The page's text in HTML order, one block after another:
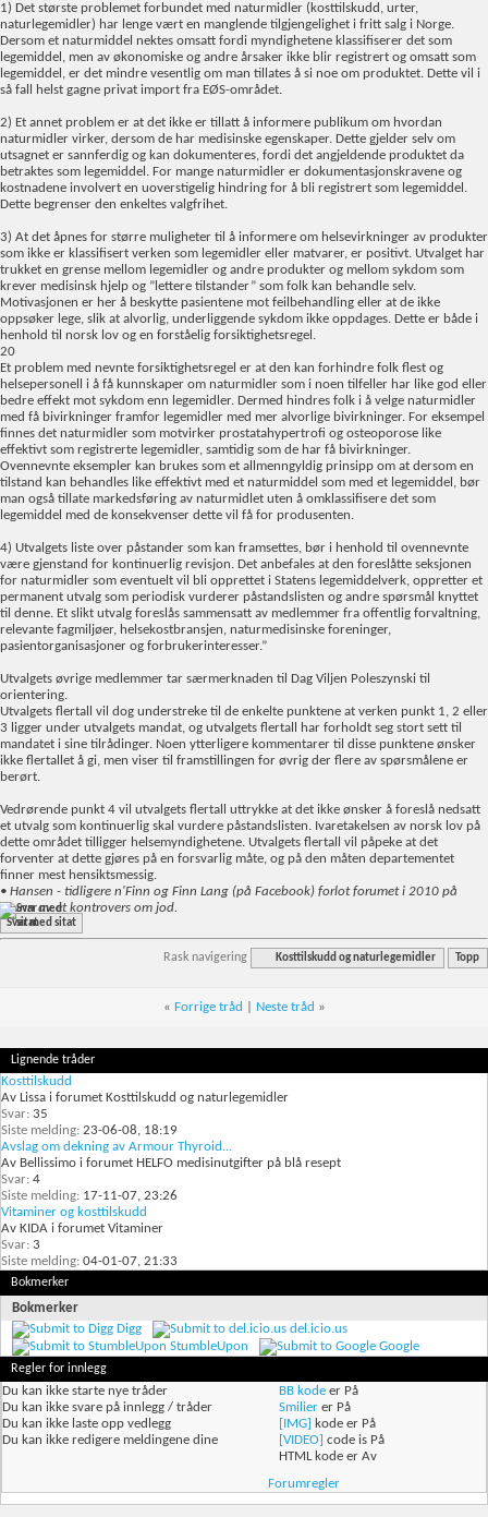
1) Det største problemet forbundet med naturmidler (kosttilskudd, urter,
naturlegemidler) har lenge vært en manglende tilgjengelighet i fritt salg i Norge.
Dersom et naturmiddel nektes omsatt fordi myndighetene klassifiserer det som
legemiddel, men av økonomiske og andre årsaker ikke blir registrert og omsatt som
legemiddel, er det mindre vesentlig om man tillates å si noe om produktet. Dette vil i
så fall helst gagne privat import fra EØS-området.
2) Et annet problem er at det ikke er tillatt å informere publikum om hvordan
naturmidler virker, dersom de har medisinske egenskaper. Dette gjelder selv om
utsagnet er sannferdig og kan dokumenteres, fordi det angjeldende produktet da
betraktes som legemiddel. For mange naturmidler er dokumentasjonskravene og
kostnadene involvert en uoverstigelig hindring for å bli registrert som legemiddel.
Dette begrenser den enkeltes valgfrihet.
3) At det åpnes for større muligheter til å informere om helsevirkninger av produkter
som ikke er klassifisert verken som legemidler eller matvarer, er positivt. Utvalget har
trukket en grense mellom legemidler og andre produkter og mellom sykdom som
krever medisinsk hjelp og ”lettere tilstander” som folk kan behandle selv.
Motivasjonen er her å beskytte pasientene mot feilbehandling eller at de ikke
oppsøker lege, slik at alvorlig, underliggende sykdom ikke oppdages. Dette er både i
henhold til norsk lov og en forståelig forsiktighetsregel.
20
Et problem med nevnte forsiktighetsregel er at den kan forhindre folk flest og
helsepersonell i å få kunnskaper om naturmidler som i noen tilfeller har like god eller
bedre effekt mot sykdom enn legemidler. Dermed hindres folk i å velge naturmidler
med få bivirkninger framfor legemidler med mer alvorlige bivirkninger. For eksempel
finnes det naturmidler som motvirker prostatahypertrofi og osteoporose like
effektivt som registrerte legemidler, samtidig som de har få bivirkninger.
Ovennevnte eksempler kan brukes som et allmenngyldig prinsipp om at dersom en
tilstand kan behandles like effektivt med et naturmiddel som med et legemiddel, bør
man også tillate markedsføring av naturmidlet uten å omklassifisere det som
legemiddel med de konsekvenser dette vil få for produsenten.
4) Utvalgets liste over påstander som kan framsettes, bør i henhold til ovennevnte
være gjenstand for kontinuerlig revisjon. Det anbefales at den foreslåtte seksjonen
for naturmidler som eventuelt vil bli opprettet i Statens legemiddelverk, oppretter et
permanent utvalg som periodisk vurderer påstandslisten og andre spørsmål knyttet
til denne. Et slikt utvalg foreslås sammensatt av medlemmer fra offentlig forvaltning,
relevante fagmiljøer, helsekostbransjen, naturmedisinske foreninger,
pasientorganisasjoner og forbrukerinteresser.”
Utvalgets øvrige medlemmer tar særmerknaden til Dag Viljen Poleszynski til
orientering.
Utvalgets flertall vil dog understreke til de enkelte punktene at verken punkt 1, 2 eller
3 ligger under utvalgets mandat, og utvalgets flertall har forholdt seg stort sett til
mandatet i sine tilrådinger. Noen ytterligere kommentarer til disse punktene ønsker
ikke flertallet å gi, men viser til framstillingen for øvrig der flere av spørsmålene er
berørt.
Vedrørende punkt 4 vil utvalgets flertall uttrykke at det ikke ønsker å foreslå nedsatt
et utvalg som kontinuerlig skal vurdere påstandslisten. Ivaretakelsen av norsk lov på
dette området tilligger helsemyndighetene. Utvalgets flertall vil påpeke at det
forventer at dette gjøres på en forsvarlig måte, og på den måten departementet
finner mest hensiktsmessig.
• Hansen - tidligere n'Finn og Finn Lang (på Facebook) forlot forumet i 2010 på
grunn av et kontrovers om jod.
Svar med sitat
Rask navigering Kosttilskudd og naturlegemidler Topp
« Forrige tråd Neste tråd »
Lignende tråder
Kosttilskudd
Av Lissa i forumet Kosttilskudd og naturlegemidler
Svar: 35
Siste melding: 23-06-08, 18:19
Avslag om dekning av Armour Thyroid...
Av Bellissimo i forumet HELFO medisinutgifter på blå resept
Svar: 4
Siste melding: 17-11-07, 23:26
Vitaminer og kosttilskudd
Av KIDA i forumet Vitaminer
Svar: 3
Siste melding: 04-01-07, 21:33
Bokmerker
Bokmerker
Digg
del.icio.us
StumbleUpon
Google
Regler for innlegg
Du kan ikke starte nye tråder
Du kan ikke svare på innlegg / tråder
Du kan ikke laste opp vedlegg
Du kan ikke redigere meldingene dine
BB kode er På
Smilier er På
[IMG] kode er På
[VIDEO] code is På
HTML kode erAv
Forumregler